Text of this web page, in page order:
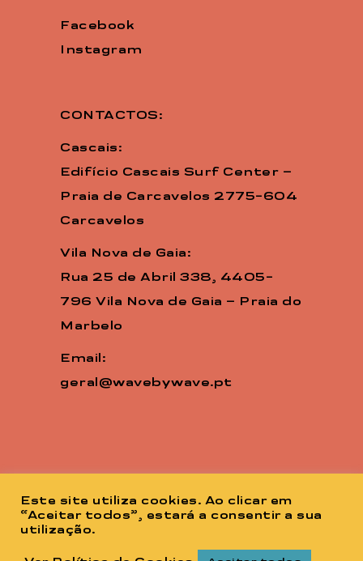
Facebook
Instagram
CONTACTOS:
Cascais:
Edifício Cascais Surf Center –
Praia de Carcavelos 2775-604
Carcavelos
Vila Nova de Gaia:
Rua 25 de Abril 338, 4405-
796 Vila Nova de Gaia – Praia do
Marbelo
Email:
geral@wavebywave.pt
Este site utiliza cookies. Ao clicar em
“Aceitar todos”, estará a consentir a sua
utilização.